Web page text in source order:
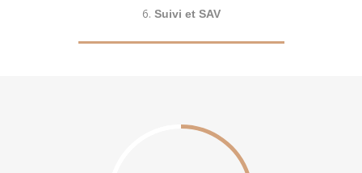
Suivi et SAV